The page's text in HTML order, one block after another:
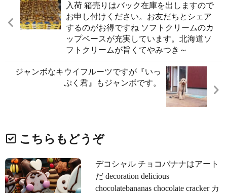
入荷️ 箱売りはバック在庫を出しますので
お申し付けください。お友だちとシェア
するのがお得ですね️ ソフトクリームのカ
ップベースが充実しています。北海道ソ
フトクリームが旨くてやみつき～️
ジャンボなキウイフルーツですが『いっ
ぷく君』もジャンボです。
こちらもどうぞ
デコシャル チョコバナナはアート
だ decoration delicious
chocolatebananas chocolate cracker カ